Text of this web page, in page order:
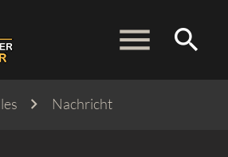
menu search
Nachricht